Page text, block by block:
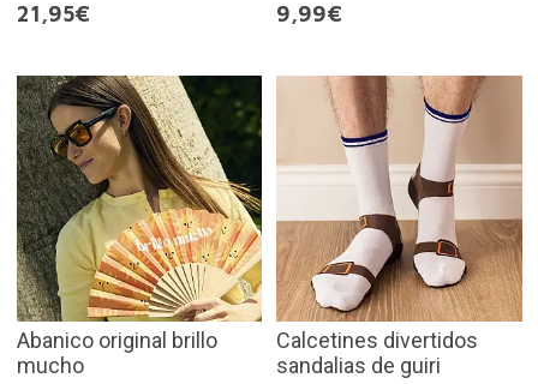
21,95€
9,99€
Abanico original brillo
mucho
Calcetines divertidos
sandalias de guiri